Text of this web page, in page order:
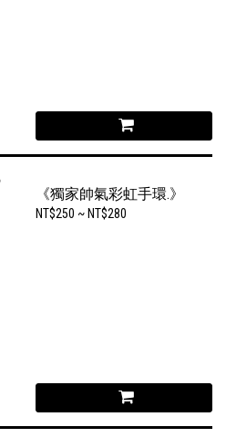
《獨家帥氣彩虹手環.》
NT$250 ~ NT$280